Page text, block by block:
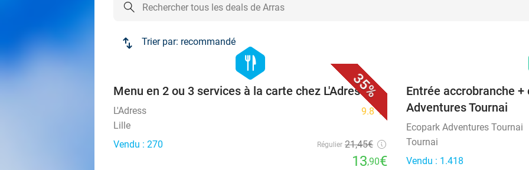
Trier par: recommandé
35%
hexagon
food
Menu en 2 ou 3 services à la carte chez L'Adress
L'Adress 9.8star
Lille
Vendu : 270
Régulier 21,45€
13,90€
Entrée accrobranche
Adventures Tournai
Ecopark Adventures Tournai
Tournai
Vendu : 1.418